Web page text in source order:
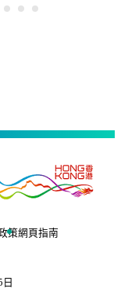
策網頁指南